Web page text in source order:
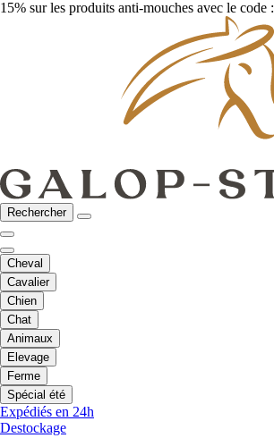
15% sur les produits anti-mouches avec le code :
Rechercher
Cheval
Cavalier
Chien
Chat
Animaux
Elevage
Ferme
Spécial été
Expédiés en 24h
Destockage